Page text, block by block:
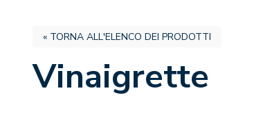
« TORNA ALL'ELENCO DEI PRODOTTI
Vinaigrette